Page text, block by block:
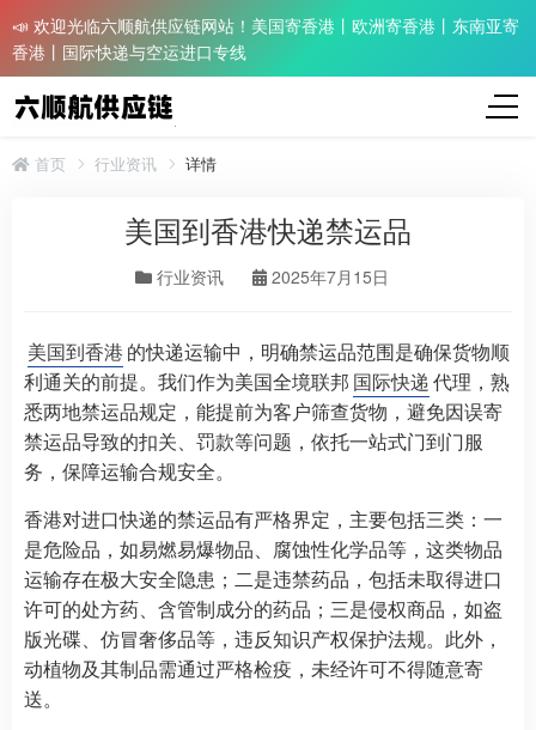
📣 欢迎光临六顺航供应链网站！美国寄香港丨欧洲寄香港丨东南亚寄
香港丨国际快递与空运进口专线
首页 行业资讯 详情
美国到香港快递禁运品
行业资讯 2025年7月15日
美国到香港 的快递运输中，明确禁运品范围是确保货物顺
利通关的前提。我们作为美国全境联邦 国际快递代理，熟
悉两地禁运品规定，能提前为客户筛查货物，避免因误寄
禁运品导致的扣关、罚款等问题，依托一站式门到门服
务，保障运输合规安全。
香港对进口快递的禁运品有严格界定，主要包括三类：一
是危险品，如易燃易爆物品、腐蚀性化学品等，这类物品
运输存在极大安全隐患；二是违禁药品，包括未取得进口
许可的处方药、含管制成分的药品；三是侵权商品，如盗
版光碟、仿冒奢侈品等，违反知识产权保护法规。此外，
动植物及其制品需通过严格检疫，未经许可不得随意寄
送。